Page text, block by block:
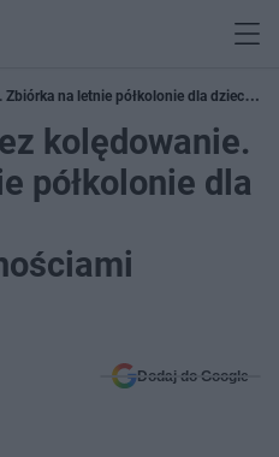
Zbiórka na letnie półkolonie dla dzieci z
kolędowanie.
półkolonie dla
Dodaj do Google